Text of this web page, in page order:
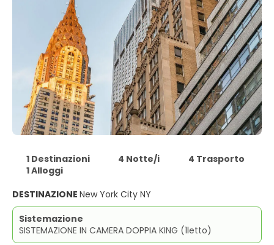
1 Destinazioni 4 Notte/i
4 Trasporto
1 Alloggi
DESTINAZIONE New York City NY
Sistemazione
SISTEMAZIONE IN CAMERA DOPPIA KING (1letto)